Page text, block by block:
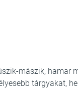
mászik, hamar
tárgyakat,